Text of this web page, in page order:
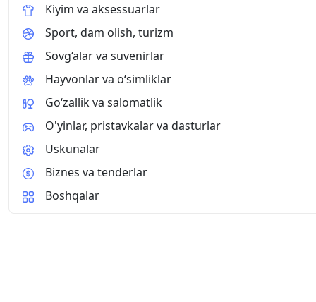
Kiyim va aksessuarlar
Sport, dam olish, turizm
Sovg‘alar va suvenirlar
Hayvonlar va o‘simliklar
Go‘zallik va salomatlik
O'yinlar, pristavkalar va dasturlar
Uskunalar
Biznes va tenderlar
Boshqalar